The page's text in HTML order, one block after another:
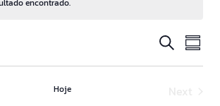
encontrado.
e
Procurar
do
Hoje